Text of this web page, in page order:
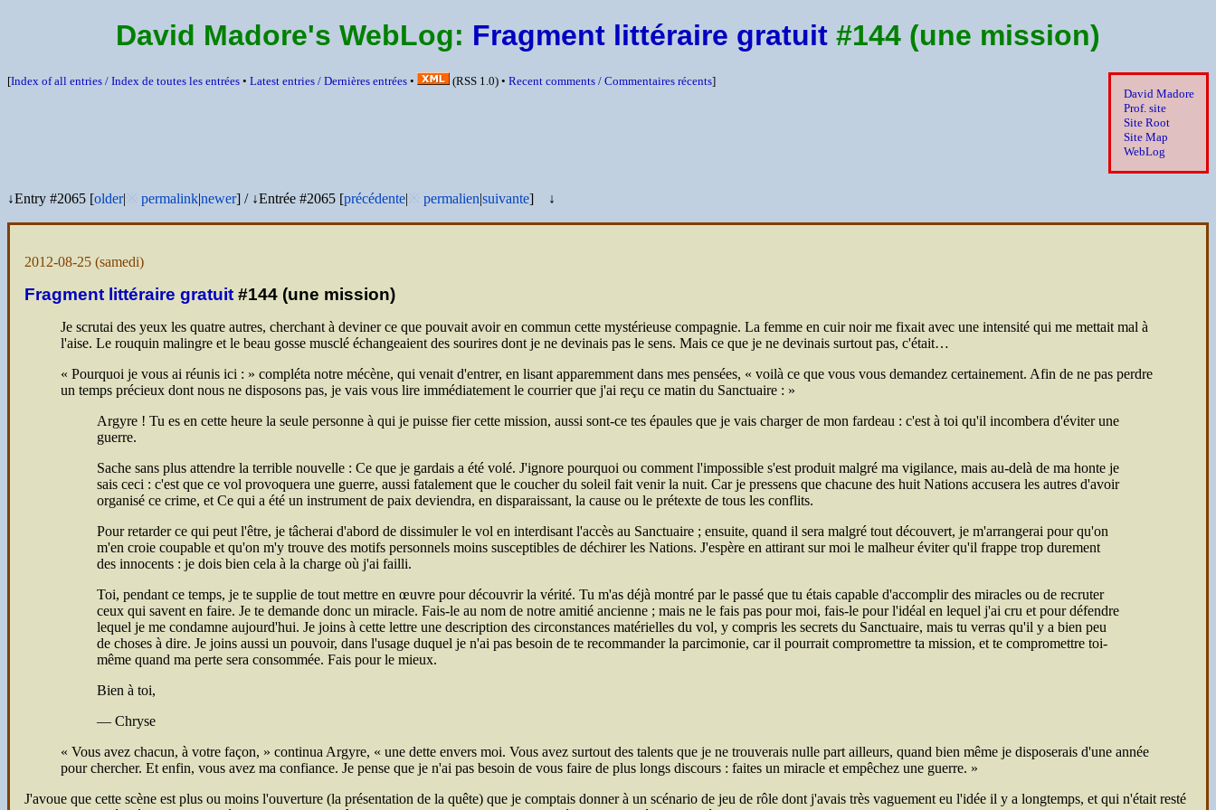
David Madore's WebLog: Fragment littéraire gratuit #144 (une mission)
David Madore
Prof. site
Site Root
Site Map
WebLog
[Index of all entries / Index de toutes les entrées • Latest entries / Dernières entrées • (RSS 1.0) • Recent comments / Commentaires récents]
↓Entry #2065 [older| permalink|newer] / ↓Entrée #2065 [précédente| permalien|suivante] ↓
2012-08-25 (samedi)
Fragment littéraire gratuit #144 (une mission)
Je scrutai des yeux les quatre autres, cherchant à deviner ce que pouvait avoir en commun cette mystérieuse compagnie. La femme en cuir noir me fixait avec une intensité qui me mettait mal à
l'aise. Le rouquin malingre et le beau gosse musclé échangeaient des sourires dont je ne devinais pas le sens. Mais ce que je ne devinais surtout pas, c'était…
Pourquoi je vous ai réunis ici :
compléta notre mécène, qui venait d'entrer, en lisant apparemment dans mes pensées,
voilà ce que vous vous demandez certainement. Afin de ne pas perdre
un temps précieux dont nous ne disposons pas, je vais vous lire immédiatement le courrier que j'ai reçu ce matin du Sanctuaire :
Argyre ! Tu es en cette heure la seule personne à qui je puisse fier cette mission, aussi sont-ce tes épaules que je vais charger de mon fardeau : c'est à toi qu'il incombera d'éviter une
guerre.
Sache sans plus attendre la terrible nouvelle : Ce que je gardais a été volé. J'ignore pourquoi ou comment l'impossible s'est produit malgré ma vigilance, mais au-delà de ma honte je
sais ceci : c'est que ce vol provoquera une guerre, aussi fatalement que le coucher du soleil fait venir la nuit. Car je pressens que chacune des huit Nations accusera les autres d'avoir
organisé ce crime, et Ce qui a été un instrument de paix deviendra, en disparaissant, la cause ou le prétexte de tous les conflits.
Pour retarder ce qui peut l'être, je tâcherai d'abord de dissimuler le vol en interdisant l'accès au Sanctuaire ; ensuite, quand il sera malgré tout découvert, je m'arrangerai pour qu'on
m'en croie coupable et qu'on m'y trouve des motifs personnels moins susceptibles de déchirer les Nations. J'espère en attirant sur moi le malheur éviter qu'il frappe trop durement
des innocents : je dois bien cela à la charge où j'ai failli.
Toi, pendant ce temps, je te supplie de tout mettre en œuvre pour découvrir la vérité. Tu m'as déjà montré par le passé que tu étais capable d'accomplir des miracles ou de recruter
ceux qui savent en faire. Je te demande donc un miracle. Fais-le au nom de notre amitié ancienne ; mais ne le fais pas pour moi, fais-le pour l'idéal en lequel j'ai cru et pour défendre
lequel je me condamne aujourd'hui. Je joins à cette lettre une description des circonstances matérielles du vol, y compris les secrets du Sanctuaire, mais tu verras qu'il y a bien peu
de choses à dire. Je joins aussi un pouvoir, dans l'usage duquel je n'ai pas besoin de te recommander la parcimonie, car il pourrait compromettre ta mission, et te compromettre toi-
même quand ma perte sera consommée. Fais pour le mieux.
Bien à toi,
— Chryse
Vous avez chacun, à votre façon,
continua Argyre,
une dette envers moi. Vous avez surtout des talents que je ne trouverais nulle part ailleurs, quand bien même je disposerais d'une année
pour chercher. Et enfin, vous avez ma confiance. Je pense que je n'ai pas besoin de vous faire de plus longs discours : faites un miracle et empêchez une guerre.
J'avoue que cette scène est plus ou moins l'ouverture (la présentation de la quête) que je comptais donner à un scénario de jeu de rôle dont j'avais très vaguement eu l'idée il y a longtemps, et qui n'était resté